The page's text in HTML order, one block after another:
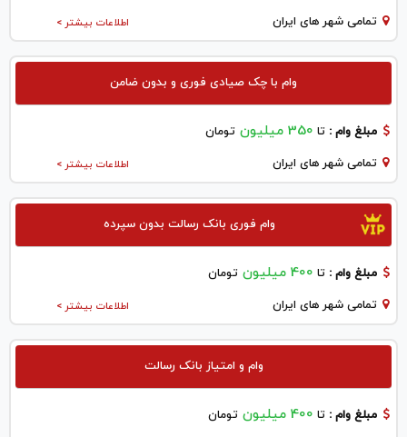
اطلاعات بیشتر > تمامی شهر های ایران
وام با چک صیادی فوری و بدون ضامن
مبلغ وام : تا 350 میلیون تومان
اطلاعات بیشتر > تمامی شهر های ایران
وام فوری بانک رسالت بدون سپرده
مبلغ وام : تا 400 میلیون تومان
اطلاعات بیشتر > تمامی شهر های ایران
وام و امتیاز بانک رسالت
مبلغ وام : تا 400 میلیون تومان